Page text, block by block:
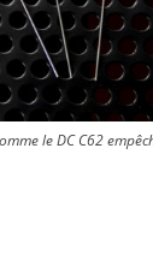
le DC C62